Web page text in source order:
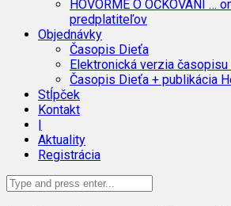
HOVORME O OČKOVANÍ …
predplatiteľov
Objednávky
Časopis Dieťa
Elektronická verzia
Časopis Dieťa + publikácia
Stĺpček
Kontakt
|
Aktuality
Registrácia